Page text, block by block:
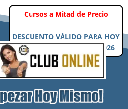
Cursos a Mitad de Precio
DESCUENTO VÁLIDO PARA HOY
Sábado, 8 de Agosto de 2026